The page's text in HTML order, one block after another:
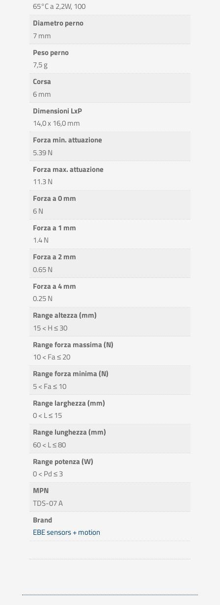
65°C a 2,2W, 100
Diametro perno
7 mm
Peso perno
7,5 g
Corsa
6 mm
Dimensioni LxP
14,0 x 16,0 mm
Forza min. attuazione
5.39 N
Forza max. attuazione
11.3 N
Forza a 0 mm
6 N
Forza a 1 mm
1.4 N
Forza a 2 mm
0.65 N
Forza a 4 mm
0.25 N
Range altezza (mm)
15 < H ≤ 30
Range forza massima (N)
10 < Fa ≤ 20
Range forza minima (N)
5 < Fa ≤ 10
Range larghezza (mm)
0 < L ≤ 15
Range lunghezza (mm)
60 < L ≤ 80
Range potenza (W)
0 < Pd ≤ 3
MPN
TDS-07 A
Brand
EBE sensors + motion